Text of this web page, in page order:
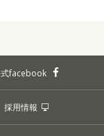
facebook
採用情報